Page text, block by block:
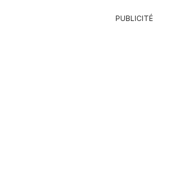
PUBLICITÉ